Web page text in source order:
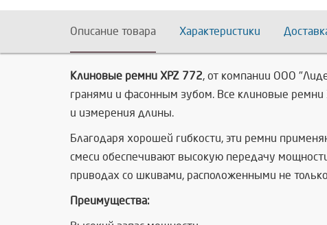
Описание товара Характеристики
Клиновые ремни XPZ 772, от компании ООО
гранями и фасонным зубом. Все клиновые
и измерения длины.
Благодаря хорошей гибкости, эти ремни
смеси обеспечивают высокую передачу
приводах со шкивами, расположенными не
Преимущества: